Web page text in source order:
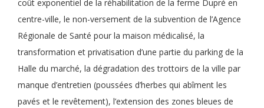
coût exponentiel de la réhabilitation de la ferme Dupré en
centre-ville, le non-versement de la subvention de l’Agence
Régionale de Santé pour la maison médicalisé, la
transformation et privatisation d’une partie du parking de la
Halle du marché, la dégradation des trottoirs de la ville par
manque d’entretien (poussées d’herbes qui abîment les
pavés et le revêtement), l’extension des zones bleues de